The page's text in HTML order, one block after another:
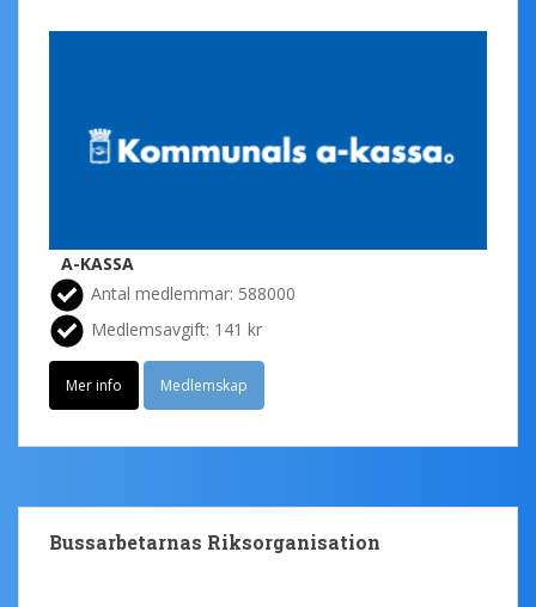
A-KASSA
Antal medlemmar: 588000
Medlemsavgift: 141 kr
Mer info Medlemskap
Bussarbetarnas Riksorganisation